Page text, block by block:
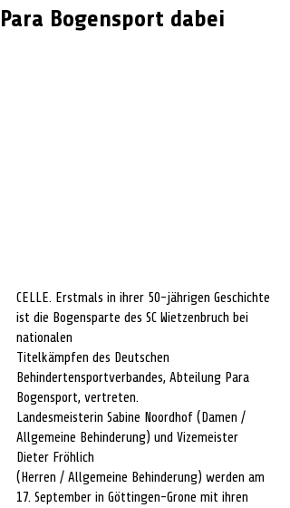
Para Bogensport dabei
CELLE. Erstmals in ihrer 50-jährigen Geschichte
ist die Bogensparte des SC Wietzenbruch bei
nationalen
Titelkämpfen des Deutschen
Behindertensportverbandes, Abteilung Para
Bogensport, vertreten.
Landesmeisterin Sabine Noordhof (Damen /
Allgemeine Behinderung) und Vizemeister
Dieter Fröhlich
(Herren / Allgemeine Behinderung) werden am
17. September in Göttingen-Grone mit ihren